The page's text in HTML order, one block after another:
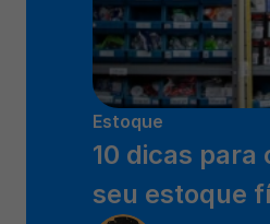
Estoque
10 dicas para
seu estoque